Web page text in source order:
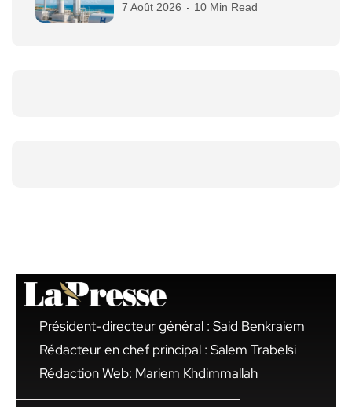
7 Août 2026 10 Min Read
Président-directeur général : Said Benkraiem
Rédacteur en chef principal : Salem Trabelsi
Rédaction Web: Mariem Khdimmallah